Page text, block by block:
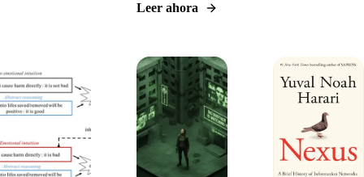
productos y
la toma de
personales,
con nuevas
conductuales
Housel con
marcos
prácticos,
indicaciones
de reflexión y
estrategias
Leer ahora
hábitos
personales
inteligentes